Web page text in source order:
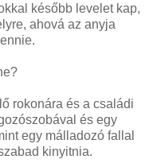
később levelet kap,
ahová az anyja
rokonára és a családi
és egy
egy málladozó fallal
kinyitnia.